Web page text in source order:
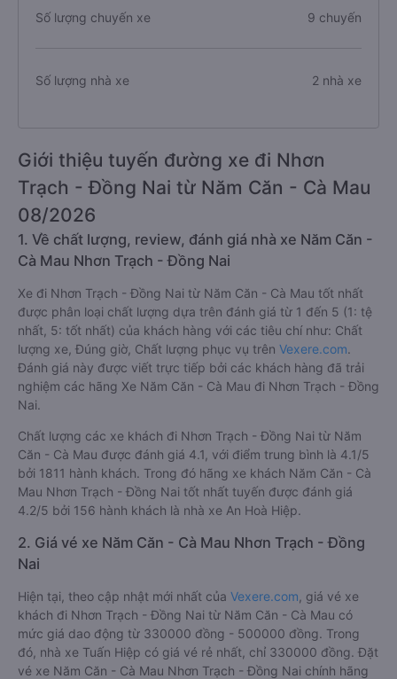
Số lượng chuyến xe 9 chuyến
Số lượng nhà xe 2 nhà xe
Giới thiệu tuyến đường xe đi Nhơn
Trạch - Đồng Nai từ Năm Căn - Cà Mau
08/2026
1. Về chất lượng, review, đánh giá nhà xe Năm Căn -
Cà Mau Nhơn Trạch - Đồng Nai
Xe đi Nhơn Trạch - Đồng Nai từ Năm Căn - Cà Mau tốt nhất
được phân loại chất lượng dựa trên đánh giá từ 1 đến 5 (1: tệ
nhất, 5: tốt nhất) của khách hàng với các tiêu chí như: Chất
lượng xe, Đúng giờ, Chất lượng phục vụ trên Vexere.com.
Đánh giá này được viết trực tiếp bởi các khách hàng đã trải
nghiệm các hãng Xe Năm Căn - Cà Mau đi Nhơn Trạch - Đồng
Nai.
Chất lượng các xe khách đi Nhơn Trạch - Đồng Nai từ Năm
Căn - Cà Mau được đánh giá 4.1, với điểm trung bình là 4.1/5
bởi 1811 hành khách. Trong đó hãng xe khách Năm Căn - Cà
Mau Nhơn Trạch - Đồng Nai tốt nhất tuyến được đánh giá
4.2/5 bởi 156 hành khách là nhà xe An Hoà Hiệp.
2. Giá vé xe Năm Căn - Cà Mau Nhơn Trạch - Đồng
Nai
Hiện tại, theo cập nhật mới nhất của Vexere.com , giá vé xe
khách đi Nhơn Trạch - Đồng Nai từ Năm Căn - Cà Mau có
mức giá dao động từ 330000 đồng - 500000 đồng. Trong
đó, nhà xe Tuấn Hiệp có giá vé rẻ nhất, chỉ 330000 đồng. Đặt
vé xe Năm Căn - Cà Mau Nhơn Trạch - Đồng Nai chính hãng